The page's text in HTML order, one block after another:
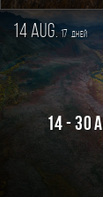
14 aug. 17 дней
14 - 30